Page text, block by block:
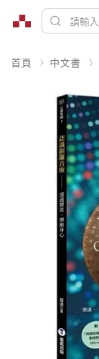
首頁 中文書